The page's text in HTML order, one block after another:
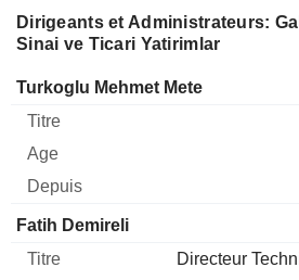
Dirigeants et Administrateurs:
Sinai ve Ticari Yatirimlar
Dirigeant Titre Age Depuis
Turkoglu Mehmet Mete
Fatih Demireli
Directeur